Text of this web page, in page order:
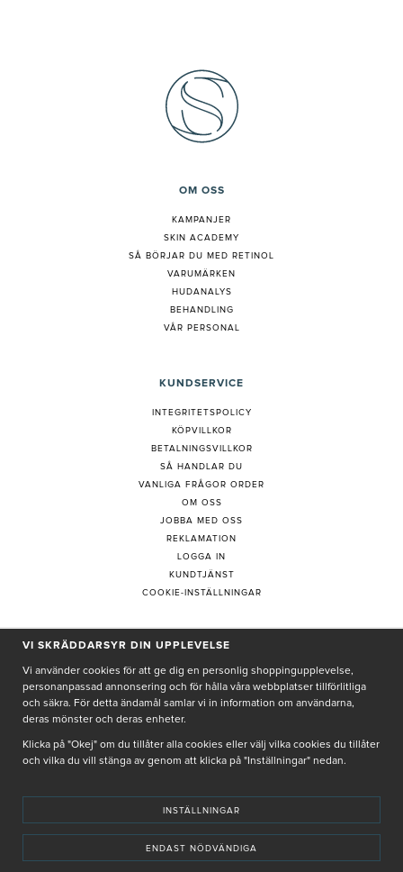
OM OSS
KAMPANJER
SKIN ACADEMY
SÅ BÖRJAR DU MED RETINOL
VARUMÄRKEN
HUDANALYS
BEHANDLING
VÅR PERSONAL
KUNDSERVICE
INTEGRITETSPOLICY
KÖPVILLKOR
BETALNINGSVILLKOR
SÅ HANDLAR DU
VANLIGA FRÅGOR ORDER
OM OSS
JOBBA MED OSS
REKLAMATION
LOGGA IN
KUNDTJÄNST
COOKIE-INSTÄLLNINGAR
PRENUMERERA PÅ NYHETSBREV
Genom att ge min e-post, accepterar jag Seth och Sallyintegritetspolicy
De uppgifter du matar in kommer endast användas till våra nyhetsbrev.
VI SKRÄDDARSYR DIN UPPLEVELSE
Vi använder cookies för att ge dig en personlig shoppingupplevelse,
personanpassad annonsering och för hålla våra webbplatser tillförlitliga
och säkra. För detta ändamål samlar vi in information om användarna,
deras mönster och deras enheter.
Klicka på "Okej" om du tillåter alla cookies eller välj vilka cookies du tillåter
och vilka du vill stänga av genom att klicka på "Inställningar" nedan.
INSTÄLLNINGAR
ENDAST NÖDVÄNDIGA